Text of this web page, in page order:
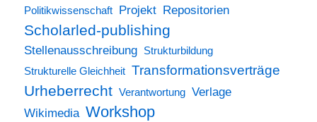
Politikwissenschaft
Projekt Repositorien
Scholarled-publishing
Stellenausschreibung
Strukturbildung
Strukturelle Gleichheit Transformationsverträge
Urheberrecht Verantwortung Verlage
Wikimedia Workshop